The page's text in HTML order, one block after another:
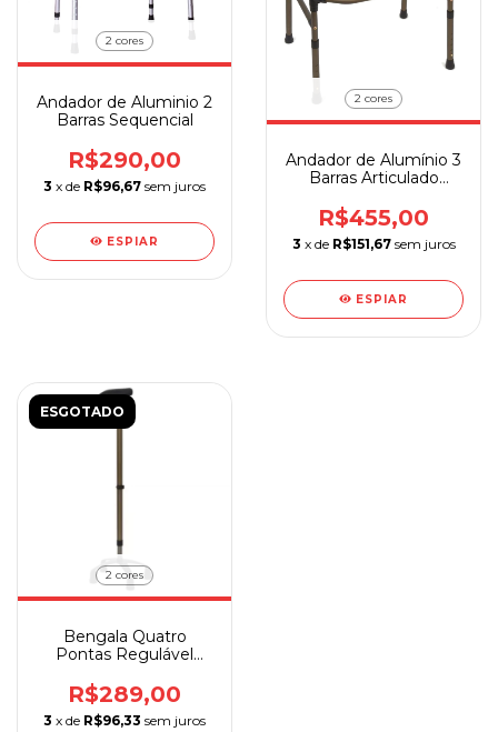
2 cores
Andador de Aluminio 2
Barras Sequencial
R$290,00
3 x de R$96,67 sem juros
ESPIAR
2 cores
Andador de Alumínio 3
Barras Articulado
R$455,00
3 x de R$151,67 sem juros
ESPIAR
ESGOTADO
2 cores
Bengala Quatro
Pontas Regulável
R$289,00
3 x de R$96,33 sem juros